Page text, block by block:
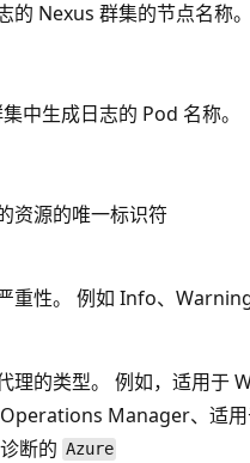
的 Nexus 群集的节点名称。
中生成日志的 Pod 名称。
资源的唯一标识符
重性。 例如 Info、
理的类型。 例如，适用于
Manager、适
断的 Azure